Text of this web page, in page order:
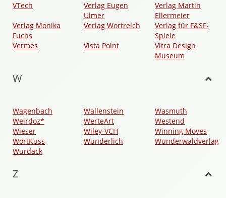
VTech
Verlag Eugen
Ulmer
Verlag Martin
Ellermeier
Verlag Monika
Fuchs
Verlag Wortreich
Verlag für F&SF-
Spiele
Vermes
Vista Point
Vitra Design
Museum
W
Wagenbach Wallenstein
Wasmuth
Weirdoz*
WerteArt
Westend
Wieser
Wiley-VCH
Winning Moves
WortKuss
Wunderlich
Wunderwaldverlag
Wurdack
Z